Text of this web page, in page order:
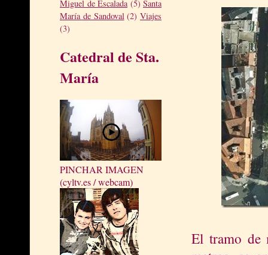
Miguel de Escalada (5) Santa
María de Sandoval (2) Viajes
(3)
Catedral de Sta.
María
PINCHAR IMAGEN
(cyltv.es / webcam)
El tramo de